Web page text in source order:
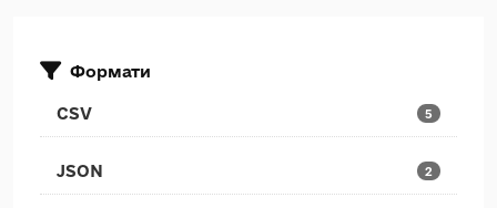
Формати
CSV 5
JSON 2